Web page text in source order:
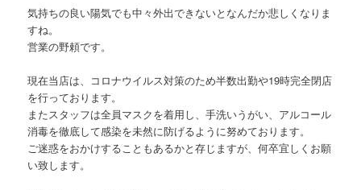
気持ちの良い陽気でも中々外出できないとなんだか悲しくなりま
すね。
営業の野頼です。
現在当店は、コロナウイルス対策のため半数出勤や19時完全閉店
を行っております。
またスタッフは全員マスクを着用し、手洗いうがい、アルコール
消毒を徹底して感染を未然に防げるように努めております。
ご迷惑をおかけすることもあるかと存じますが、何卒宜しくお願
い致します。